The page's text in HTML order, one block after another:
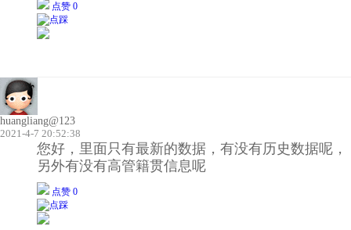
点赞 0
huangliang@123
2021-4-7 20:52:38
您好，里面只有最新的数据，有没有历史数据呢，
另外有没有高管籍贯信息呢
点赞 0